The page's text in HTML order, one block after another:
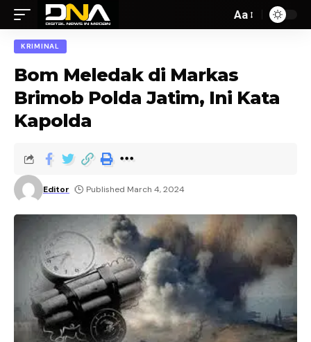
Aa
KRIMINAL
Bom Meledak di Markas
Brimob Polda Jatim, Ini Kata
Kapolda
Editor Published March 4, 2024